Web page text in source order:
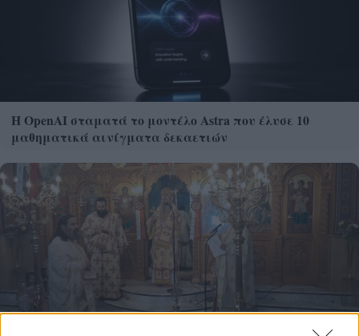
Η OpenAI σταματά το μοντέλο Astra που έλυσε 10
μαθηματικά αινίγματα δεκαετιών